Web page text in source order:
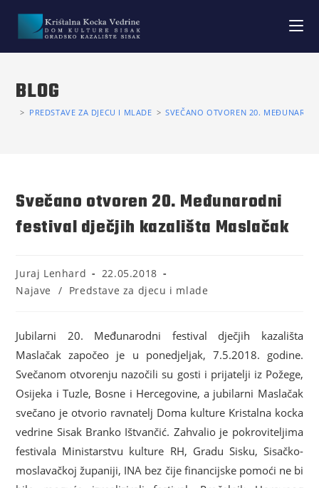
BLOG
> PREDSTAVE ZA DJECU I MLADE > SVEČANO OTVOREN 20.
Svečano otvoren 20. Međunarodni
festival dječjih kazališta Maslačak
Juraj Lenhard
22.05.2018
Najave
/ Predstave za djecu i mlade
Jubilarni 20. Međunarodni festival dječjih kazališta
Maslačak započeo je u ponedjeljak, 7.5.2018. godine.
Svečanom otvorenju nazočili su gosti i prijatelji iz Požege,
Osijeka i Tuzle, Bosne i Hercegovine, a jubilarni Maslačak
svečano je otvorio ravnatelj Doma kulture Kristalna kocka
vedrine Sisak Branko Ištvančić. Zahvalio je pokroviteljima
festivala Ministarstvu kulture RH, Gradu Sisku, Sisačko-
moslavačkoj županiji, INA bez čije financijske pomoći ne bi